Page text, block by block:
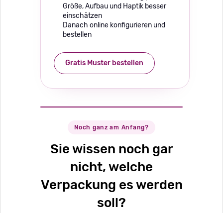
Größe, Aufbau und Haptik besser
einschätzen
Danach online konfigurieren und
bestellen
Gratis Muster bestellen
Noch ganz am Anfang?
Sie wissen noch gar
nicht, welche
Verpackung es werden
soll?